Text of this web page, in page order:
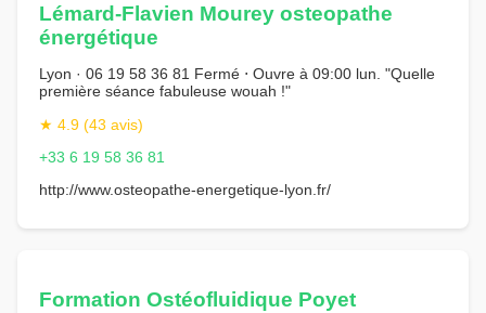
Lémard-Flavien Mourey osteopathe
énergétique
Lyon · 06 19 58 36 81 Fermé ⋅ Ouvre à 09:00 lun. "Quelle
première séance fabuleuse wouah !"
★ 4.9 (43 avis)
+33 6 19 58 36 81
http://www.osteopathe-energetique-lyon.fr/
Formation Ostéofluidique Poyet